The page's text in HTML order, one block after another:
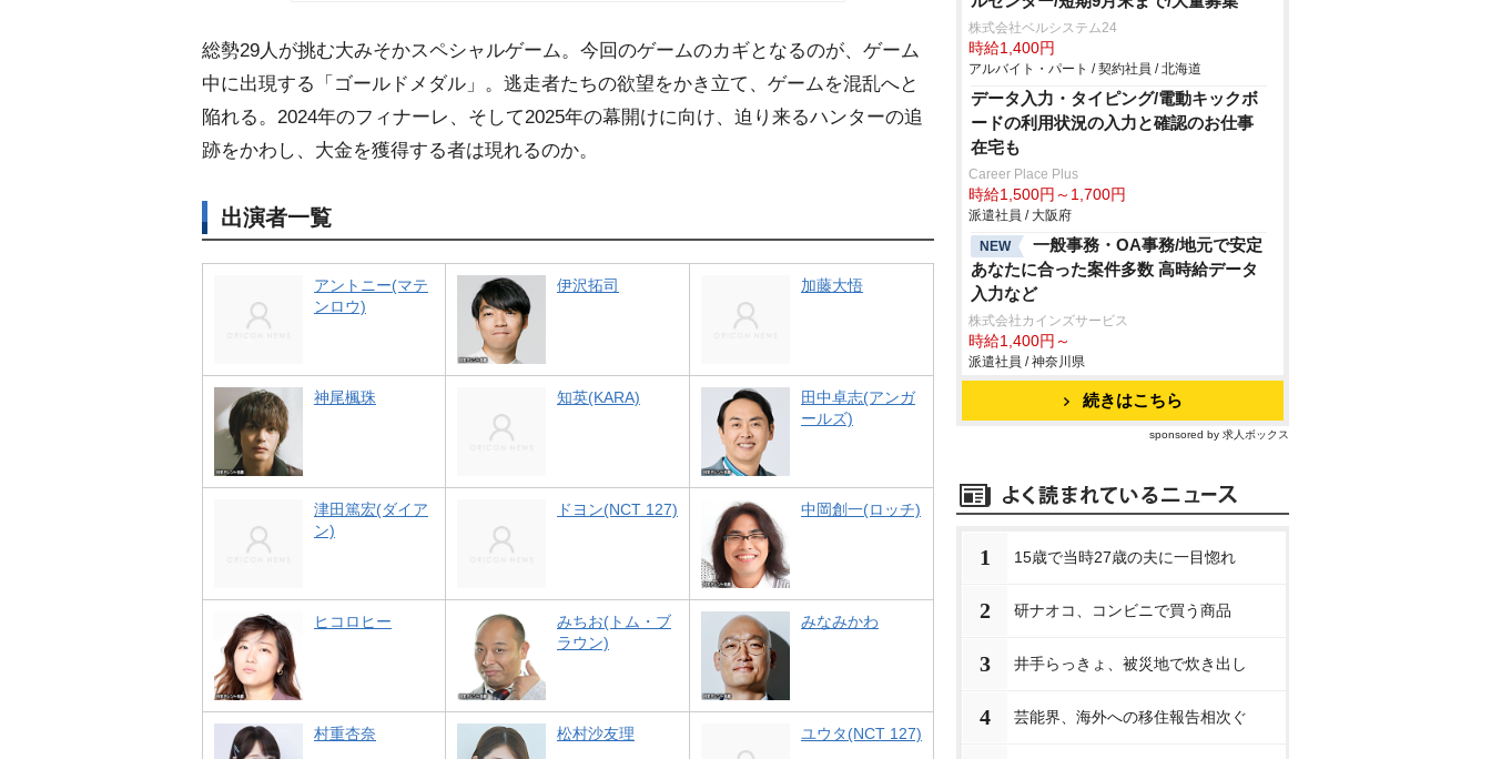
総勢29人が挑む大みそかスペシャルゲーム。今回のゲームのカギとなるのが、ゲーム
中に出現する「ゴールドメダル」。逃走者たちの欲望をかき立て、ゲームを混乱へと
陥れる。2024年のフィナーレ、そして2025年の幕開けに向け、迫り来るハンターの追
跡をかわし、大金を獲得する者は現れるのか。
出演者一覧
アントニー(マテ
ンロウ)
伊沢拓司 加藤大悟
神尾楓珠 知英(KARA)
田中卓志(アンガ
ールズ)
津田篤宏(ダイア
ン)
ドヨン(NCT 127) 中岡創一(ロッチ)
ヒコロヒー
みちお(トム・ブ
ラウン)
みなみかわ
村重杏奈 松村沙友理 ユウタ(NCT 127)
株式会社ベルシステム24
時給1,400円
アルバイト・パート / 契約社員 / 北海道
データ入力・タイピング/電動キックボ
ードの利用状況の入力と確認のお仕事
在宅も
Career Place Plus
時給1,500円～1,700円
派遣社員 / 大阪府
NEW
一般事務・OA事務/地元で安定
あなたに合った案件多数 高時給データ
入力など
株式会社カインズサービス
時給1,400円～
派遣社員 / 神奈川県
続きはこちら
sponsored by 求人ボックス
1 15歳で当時27歳の夫に一目惚れ
2 研ナオコ、コンビニで買う商品
3 井手らっきょ、被災地で炊き出し
4 芸能界、海外への移住報告相次ぐ